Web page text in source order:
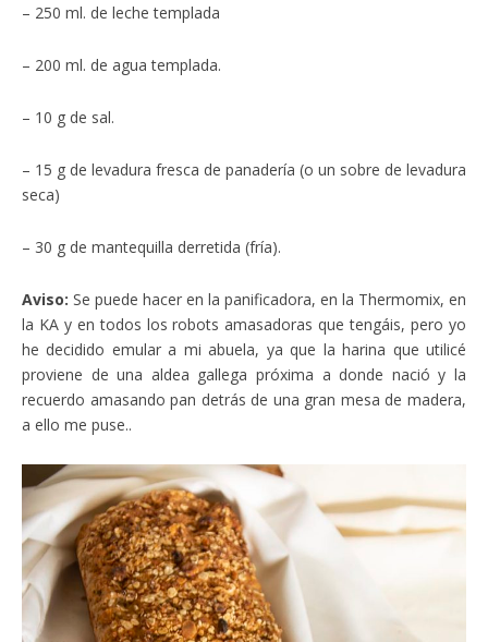
– 250 ml. de leche templada
– 200 ml. de agua templada.
– 10 g de sal.
– 15 g de levadura fresca de panadería (o un sobre de levadura
seca)
– 30 g de mantequilla derretida (fría).
Aviso: Se puede hacer en la panificadora, en la Thermomix, en
la KA y en todos los robots amasadoras que tengáis, pero yo
he decidido emular a mi abuela, ya que la harina que utilicé
proviene de una aldea gallega próxima a donde nació y la
recuerdo amasando pan detrás de una gran mesa de madera,
a ello me puse..